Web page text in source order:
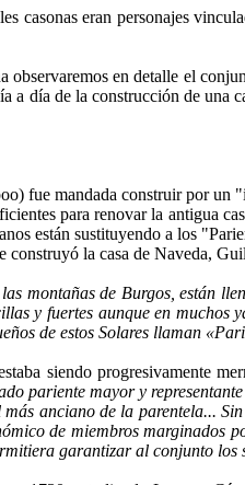
casonas eran personajes
en detalle el
día de la construcción de una
fue mandada construir por un
para renovar la antigua
están sustituyendo a los
construyó la casa de Naveda,
montañas de Burgos, están
y fuertes aunque en
de estos Solares llaman
siendo progresivamente
pariente mayor y
anciano de la parentela...
de miembros marginados
garantizar al conjunto